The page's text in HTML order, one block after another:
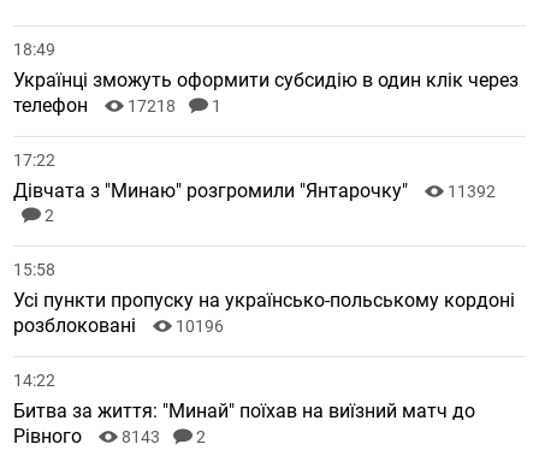
18:49
Українці зможуть оформити субсидію в один клік через
телефон
17218 1
17:22
Дівчата з "Минаю" розгромили "Янтарочку"
11392
2
15:58
Усі пункти пропуску на українсько-польському кордоні
розблоковані
10196
14:22
Битва за життя: "Минай" поїхав на виїзний матч до
Рівного
8143 2